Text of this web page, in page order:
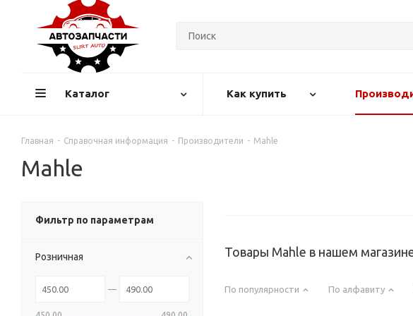
Каталог Как купить
Главная - Справочная информация - Производители - Mahle
Mahle
Товары Mahle в нашем
По популярности По алфавиту
Фильтр по параметрам
Розничная